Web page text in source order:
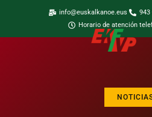
info@euskalkanoe.eus 943
Horario de atención